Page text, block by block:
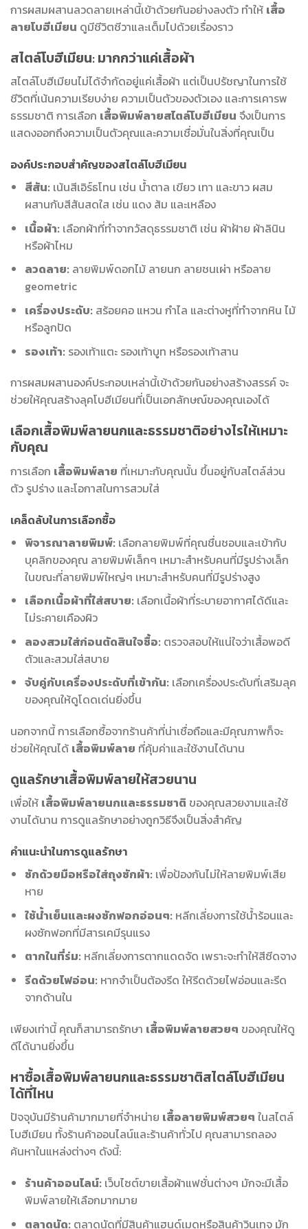
การผสมผสานลวดลายเหล่านี้เข้าด้วยกันอย่างลงตัว ทำให้ เสื้อ
ลายโบฮีเมียน ดูมีชีวิตชีวาและเต็มไปด้วยเรื่องราว
สไตล์โบฮีเมียน: มากกว่าแค่เสื้อผ้า
สไตล์โบฮีเมียนไม่ได้จำกัดอยู่แค่เสื้อผ้า แต่เป็นปรัชญาในการใช้
ชีวิตที่เน้นความเรียบง่าย ความเป็นตัวของตัวเอง และการเคารพ
ธรรมชาติ การเลือก เสื้อพิมพ์ลายสไตล์โบฮีเมียน จึงเป็นการ
แสดงออกถึงความเป็นตัวคุณและความเชื่อมั่นในสิ่งที่คุณเป็น
องค์ประกอบสำคัญของสไตล์โบฮีเมียน
สีสัน: เน้นสีเอิร์ธโทน เช่น น้ำตาล เขียว เทา และขาว ผสม
ผสานกับสีสันสดใส เช่น แดง ส้ม และเหลือง
เนื้อผ้า: เลือกผ้าที่ทำจากวัสดุธรรมชาติ เช่น ผ้าฝ้าย ผ้าลินิน
หรือผ้าไหม
ลวดลาย: ลายพิมพ์ดอกไม้ ลายนก ลายชนเผ่า หรือลาย
geometric
เครื่องประดับ: สร้อยคอ แหวน กำไล และต่างหูที่ทำจากหิน ไม้
หรือลูกปัด
รองเท้า: รองเท้าแตะ รองเท้าบูท หรือรองเท้าสาน
การผสมผสานองค์ประกอบเหล่านี้เข้าด้วยกันอย่างสร้างสรรค์ จะ
ช่วยให้คุณสร้างลุคโบฮีเมียนที่เป็นเอกลักษณ์ของคุณเองได้
เลือกเสื้อพิมพ์ลายนกและธรรมชาติอย่างไรให้เหมาะ
กับคุณ
การเลือก เสื้อพิมพ์ลาย ที่เหมาะกับคุณนั้น ขึ้นอยู่กับสไตล์ส่วน
ตัว รูปร่าง และโอกาสในการสวมใส่
เคล็ดลับในการเลือกซื้อ
พิจารณาลายพิมพ์: เลือกลายพิมพ์ที่คุณชื่นชอบและเข้ากับ
บุคลิกของคุณ ลายพิมพ์เล็กๆ เหมาะสำหรับคนที่มีรูปร่างเล็ก
ในขณะที่ลายพิมพ์ใหญ่ๆ เหมาะสำหรับคนที่มีรูปร่างสูง
เลือกเนื้อผ้าที่ใส่สบาย: เลือกเนื้อผ้าที่ระบายอากาศได้ดีและ
ไม่ระคายเคืองผิว
ลองสวมใส่ก่อนตัดสินใจซื้อ: ตรวจสอบให้แน่ใจว่าเสื้อพอดี
ตัวและสวมใส่สบาย
จับคู่กับเครื่องประดับที่เข้ากัน: เลือกเครื่องประดับที่เสริมลุค
ของคุณให้ดูโดดเด่นยิ่งขึ้น
นอกจากนี้ การเลือกซื้อจากร้านค้าที่น่าเชื่อถือและมีคุณภาพก็จะ
ช่วยให้คุณได้ เสื้อพิมพ์ลาย ที่คุ้มค่าและใช้งานได้นาน
ดูแลรักษาเสื้อพิมพ์ลายให้สวยนาน
เพื่อให้ เสื้อพิมพ์ลายนกและธรรมชาติ ของคุณสวยงามและใช้
งานได้นาน การดูแลรักษาอย่างถูกวิธีจึงเป็นสิ่งสำคัญ
คำแนะนำในการดูแลรักษา
ซักด้วยมือหรือใส่ถุงซักผ้า: เพื่อป้องกันไม่ให้ลายพิมพ์เสีย
หาย
ใช้น้ำเย็นและผงซักฟอกอ่อนๆ: หลีกเลี่ยงการใช้น้ำร้อนและ
ผงซักฟอกที่มีสารเคมีรุนแรง
ตากในที่ร่ม: หลีกเลี่ยงการตากแดดจัด เพราะจะทำให้สีซีดจาง
รีดด้วยไฟอ่อน: หากจำเป็นต้องรีด ให้รีดด้วยไฟอ่อนและรีด
จากด้านใน
เพียงเท่านี้ คุณก็สามารถรักษา เสื้อพิมพ์ลายสวยๆ ของคุณให้ดู
ดีได้นานยิ่งขึ้น
หาซื้อเสื้อพิมพ์ลายนกและธรรมชาติสไตล์โบฮีเมียน
ได้ที่ไหน
ปัจจุบันมีร้านค้ามากมายที่จำหน่าย เสื้อลายพิมพ์สวยๆ ในสไตล์
โบฮีเมียน ทั้งร้านค้าออนไลน์และร้านค้าทั่วไป คุณสามารถลอง
ค้นหาในแหล่งต่างๆ ดังนี้:
ร้านค้าออนไลน์: เว็บไซต์ขายเสื้อผ้าแฟชั่นต่างๆ มักจะมีเสื้อ
พิมพ์ลายให้เลือกมากมาย
ตลาดนัด: ตลาดนัดที่มีสินค้าแฮนด์เมดหรือสินค้าวินเทจ มัก